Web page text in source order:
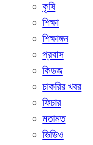
কৃষি
শিক্ষা
শিক্ষাঙ্গন
প্রবাস
কিডজ
চাকরির খবর
ফিচার
মতামত
ভিডিও